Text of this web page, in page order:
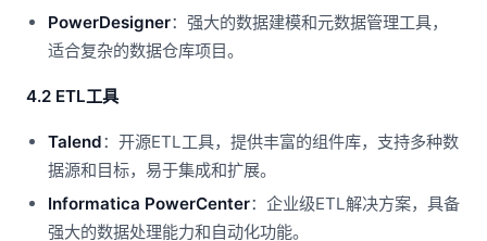
PowerDesigner：强大的数据建模和元数据管理工具，
适合复杂的数据仓库项目。
4.2 ETL工具
Talend：开源ETL工具，提供丰富的组件库，支持多种数
据源和目标，易于集成和扩展。
Informatica PowerCenter：企业级ETL解决方案，具备
强大的数据处理能力和自动化功能。